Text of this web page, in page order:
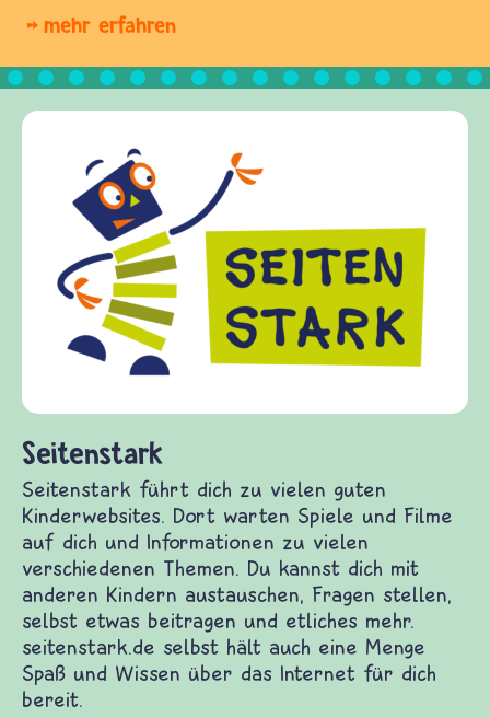
mehr erfahren
Frieden Fragen
frieden-fragen.de ist ein Internet-Angebot für
Kinder, Eltern und ErzieherInnen das zu
Fragen von Krieg und Frieden, Streit und
Gewalt informiert und einen Austausch zu
diesem Themenbereich ermöglicht. frieden-
fragen.de bietet Antworten auf wichtige
und Frieden, Streit und Gewalt.